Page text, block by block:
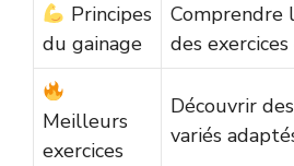
Principes
du gainage
Comprendre
des exercices
Meilleurs
exercices
Découvrir
variés